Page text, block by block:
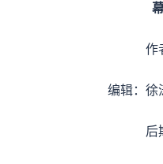
作
编辑：徐
后